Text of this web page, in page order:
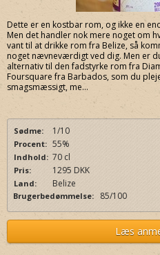
Dette er en kostbar rom, og ikke en
Men det handler nok mere noget om
vant til at drikke rom fra Belize, så
noget nævneværdigt ved dig. Men er
alternativ til den fadstyrke rom fra
Foursquare fra Barbados, som du
smagsmæssigt, me...
Sødme: 1/10
Procent: 55%
Indhold: 70 cl
Pris: 1295 DKK
Land: Belize
Brugerbedømmelse: 85/100
Læs